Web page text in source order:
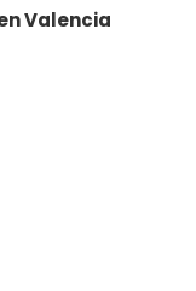
Valencia